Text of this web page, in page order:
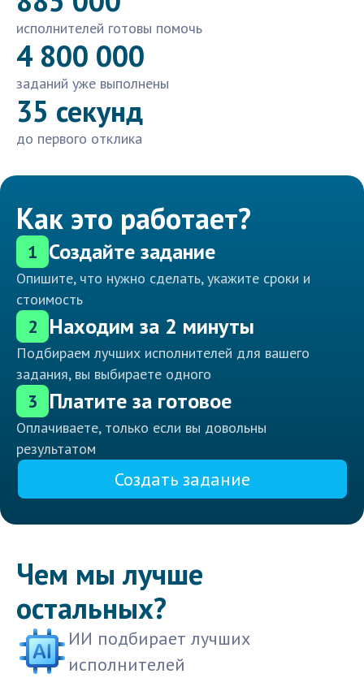
исполнителей готовы помочь
4 800 000
заданий уже выполнены
35 секунд
до первого отклика
Как это работает?
1 Создайте задание
Опишите, что нужно сделать, укажите сроки и
стоимость
2 Находим за 2 минуты
Подбираем лучших исполнителей для вашего
задания, вы выбираете одного
3 Платите за готовое
Оплачиваете, только если вы довольны
результатом
Создать задание
Чем мы лучше
остальных?
ИИ подбирает лучших
исполнителей